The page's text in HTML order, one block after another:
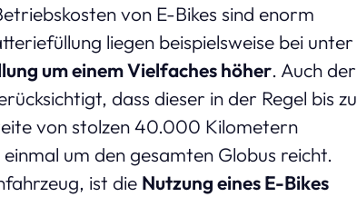
von E-Bikes sind enorm
liegen beispielsweise bei unter
um einem Vielfaches höher. Auch der
dass dieser in der Regel bis zu
von stolzen 40.000 Kilometern
um den gesamten Globus reicht.
ist die Nutzung eines E-Bikes